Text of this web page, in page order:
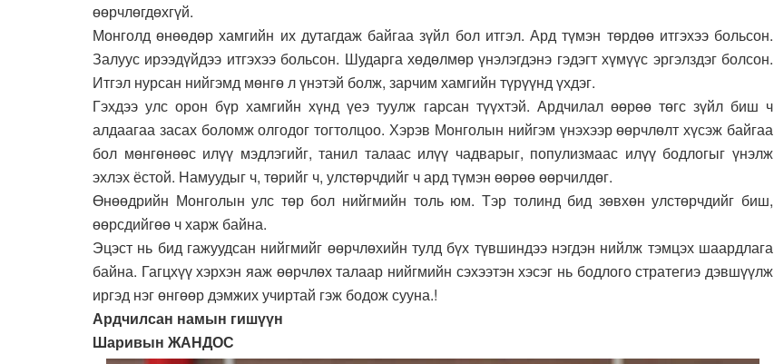
өөрчлөгдөхгүй.
Монголд өнөөдөр хамгийн их дутагдаж байгаа зүйл бол итгэл. Ард түмэн төрдөө итгэхээ больсон.
Залуус ирээдүйдээ итгэхээ больсон. Шударга хөдөлмөр үнэлэгдэнэ гэдэгт хүмүүс эргэлздэг болсон.
Итгэл нурсан нийгэмд мөнгө л үнэтэй болж, зарчим хамгийн түрүүнд үхдэг.
Гэхдээ улс орон бүр хамгийн хүнд үеэ туулж гарсан түүхтэй. Ардчилал өөрөө төгс зүйл биш ч
алдаагаа засах боломж олгодог тогтолцоо. Хэрэв Монголын нийгэм үнэхээр өөрчлөлт хүсэж байгаа
бол мөнгөнөөс илүү мэдлэгийг, танил талаас илүү чадварыг, популизмаас илүү бодлогыг үнэлж
эхлэх ёстой. Намуудыг ч, төрийг ч, улстөрчдийг ч ард түмэн өөрөө өөрчилдөг.
Өнөөдрийн Монголын улс төр бол нийгмийн толь юм. Тэр толинд бид зөвхөн улстөрчдийг биш,
өөрсдийгөө ч харж байна.
Эцэст нь бид гажуудсан нийгмийг өөрчлөхийн тулд бүх түвшиндээ нэгдэн нийлж тэмцэх шаардлага
байна. Гагцхүү хэрхэн яаж өөрчлөх талаар нийгмийн сэхээтэн хэсэг нь бодлого стратегиэ дэвшүүлж
иргэд нэг өнгөөр дэмжих учиртай гэж бодож сууна.!
Ардчилсан намын гишүүн
Шаривын ЖАНДОС